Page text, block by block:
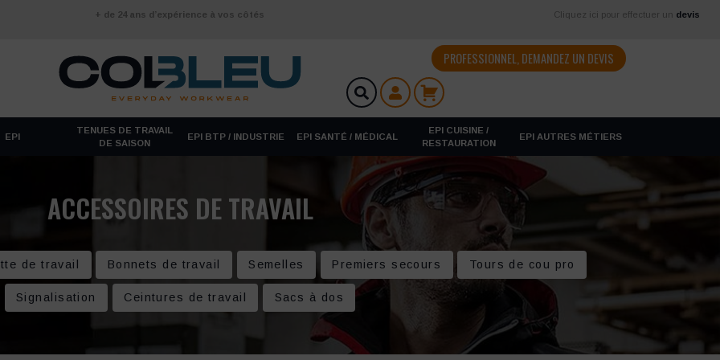
+ de 24 ans d’expérience à vos côtés Cliquez ici pour effectuer un devis
PROFESSIONNEL, DEMANDEZ UN DEVIS
EPI
TENUES DE TRAVAIL
DE SAISON
EPI BTP / INDUSTRIE EPI SANTÉ / MÉDICAL
EPI CUISINE /
RESTAURATION
EPI AUTRES MÉTIERS
ACCESSOIRES DE TRAVAIL
de travail Bonnets de travail Semelles Premiers secours Tours de cou pro
Signalisation Ceintures de travail Sacs à dos